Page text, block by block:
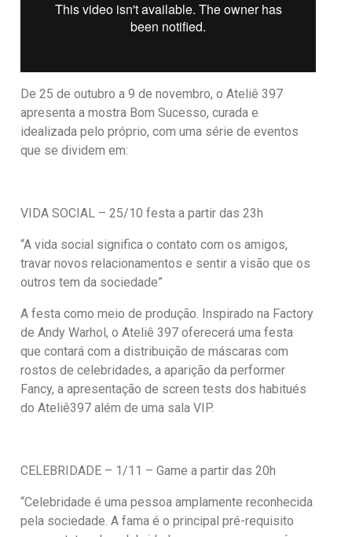
De 25 de outubro a 9 de novembro, o Ateliê 397
apresenta a mostra Bom Sucesso, curada e
idealizada pelo próprio, com uma série de eventos
que se dividem em:
VIDA SOCIAL – 25/10 festa a partir das 23h
“A vida social significa o contato com os amigos,
travar novos relacionamentos e sentir a visão que os
outros tem da sociedade”
A festa como meio de produção. Inspirado na Factory
de Andy Warhol, o Ateliê 397 oferecerá uma festa
que contará com a distribuição de máscaras com
rostos de celebridades, a aparição da performer
Fancy, a apresentação de screen tests dos habitués
do Ateliê397 além de uma sala VIP.
CELEBRIDADE – 1/11 – Game a partir das 20h
“Celebridade é uma pessoa amplamente reconhecida
pela sociedade. A fama é o principal pré-requisito